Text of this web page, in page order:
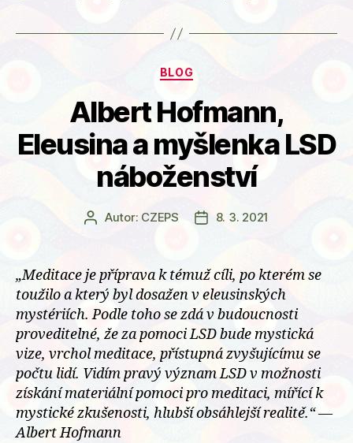
mýtus
Rubriky
BLOG
Albert Hofmann,
Eleusina a myšlenka LSD
náboženství
AutorAutor: CZEPS
Datum8. 3. 2021
„Meditace je příprava k témuž cíli, po kterém se
toužilo a který byl dosažen v eleusinských
mystériích. Podle toho se zdá v budoucnosti
proveditelné, že za pomoci LSD bude mystická
vize, vrchol meditace, přístupná zvyšujícímu se
počtu lidí. Vidím pravý význam LSD v možnosti
získání materiální pomoci pro meditaci, mířící k
mystické zkušenosti, hlubší obsáhlejší realitě.“ —
Albert Hofmann